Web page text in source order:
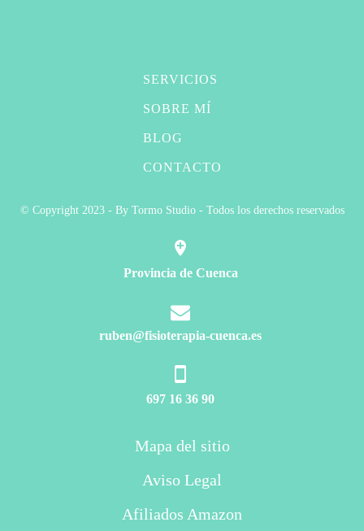
SERVICIOS
SOBRE MÍ
BLOG
CONTACTO
© Copyright 2023 - By Tormo Studio - Todos los derechos reservados
Provincia de Cuenca
ruben@fisioterapia-cuenca.es
697 16 36 90
Mapa del sitio
Aviso Legal
Afiliados Amazon